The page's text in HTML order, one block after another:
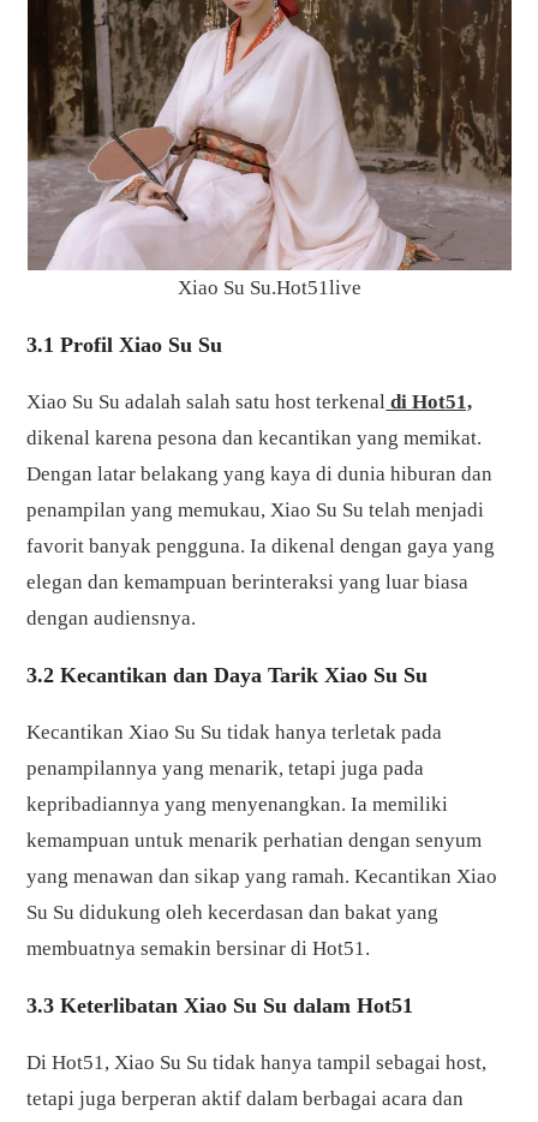
Xiao Su Su.Hot51live
3.1 Profil Xiao Su Su
Xiao Su Su adalah salah satu host terkenal di Hot51,
dikenal karena pesona dan kecantikan yang memikat.
Dengan latar belakang yang kaya di dunia hiburan dan
penampilan yang memukau, Xiao Su Su telah menjadi
favorit banyak pengguna. Ia dikenal dengan gaya yang
elegan dan kemampuan berinteraksi yang luar biasa
dengan audiensnya.
3.2 Kecantikan dan Daya Tarik Xiao Su Su
Kecantikan Xiao Su Su tidak hanya terletak pada
penampilannya yang menarik, tetapi juga pada
kepribadiannya yang menyenangkan. Ia memiliki
kemampuan untuk menarik perhatian dengan senyum
yang menawan dan sikap yang ramah. Kecantikan Xiao
Su Su didukung oleh kecerdasan dan bakat yang
membuatnya semakin bersinar di Hot51.
3.3 Keterlibatan Xiao Su Su dalam Hot51
Di Hot51, Xiao Su Su tidak hanya tampil sebagai host,
tetapi juga berperan aktif dalam berbagai acara dan